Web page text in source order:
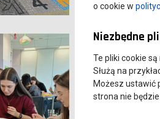
o cookie w
Niezbędne
Te pliki cookie
Służą na
Możesz ustawić
strona nie będzie